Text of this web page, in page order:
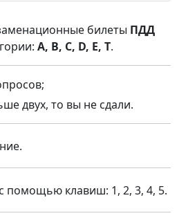
билеты ПДД
A, B, C, D, E, T.
двух, то вы не сдали.
помощью клавиш: 1, 2, 3, 4, 5.